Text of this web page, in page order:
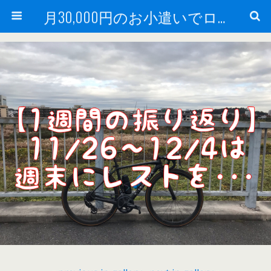
月30,000円のお小遣いでロードバイク